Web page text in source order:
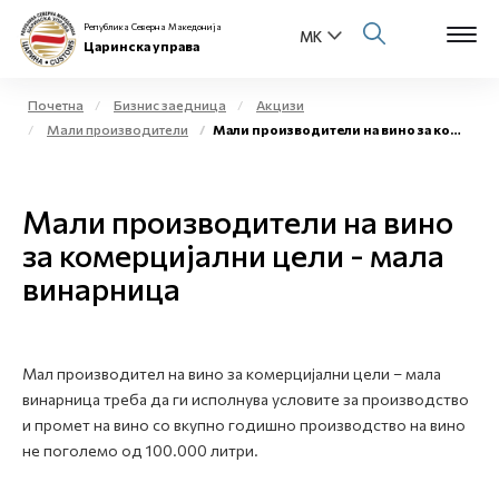
Физички лица
Бизнис заедница
Медиа центар
Контакт
Република Северна Македонија
Царинска управа
Почетна Бизнис заедница
Акцизи
Мали производители
Мали производители на вино за комерцијални цели - мала винарница
Мали производители на вино
за комерцијални цели - мала
винарница
Мал производител на вино за комерцијални цели – мала
винарница треба да ги исполнува условите за производство
и промет на вино со вкупно годишно производство на вино
не поголемо од 100.000 литри.